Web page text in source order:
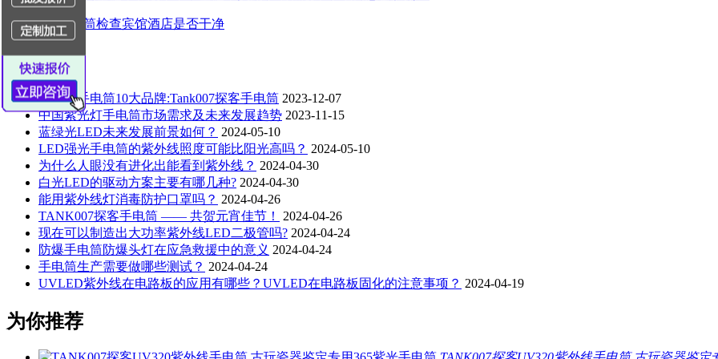
使用紫光手电筒检查宾馆酒店是否干净
推荐阅读
紫外线手电筒10大品牌:Tank007探客手电筒 2023-12-07
中国紫光灯手电筒市场需求及未来发展趋势 2023-11-15
蓝绿光LED未来发展前景如何？ 2024-05-10
LED强光手电筒的紫外线照度可能比阳光高吗？ 2024-05-10
为什么人眼没有进化出能看到紫外线？ 2024-04-30
白光LED的驱动方案主要有哪几种? 2024-04-30
能用紫外线灯消毒防护口罩吗？ 2024-04-26
TANK007探客手电筒 —— 共贺元宵佳节！
2024-04-26
现在可以制造出大功率紫外线LED二极管吗? 2024-04-24
防爆手电筒防爆头灯在应急救援中的意义 2024-04-24
手电筒生产需要做哪些测试？ 2024-04-24
UVLED紫外线在电路板的应用有哪些？UVLED在电路板固化的注意事项？ 2024-04-19
为你推荐